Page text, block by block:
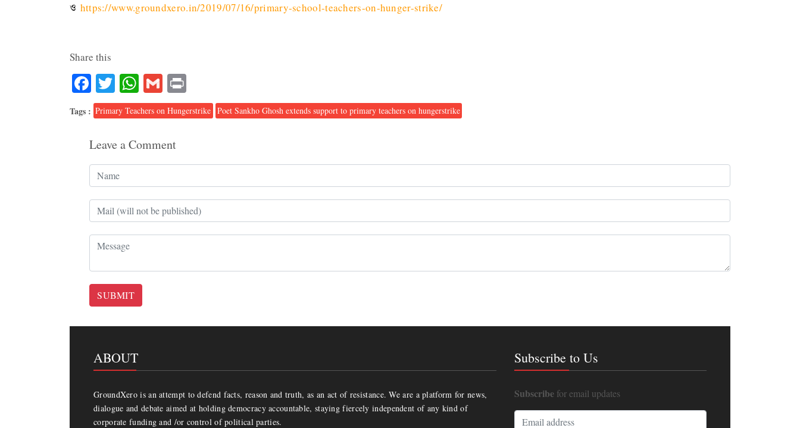
ও https://www.groundxero.in/2019/07/16/primary-school-teachers-on-hunger-strike/
Share this
Facebook
TwitterWhatsApp
Gmail
Tags : Primary Teachers on Hungerstrike Poet Sankho Ghosh extends support to primary teachers on hungerstrike
Leave a Comment
SUBMIT
ABOUT
GroundXero is an attempt to defend facts, reason and truth, as an act of resistance. We are a platform for news,
dialogue and debate aimed at holding democracy accountable, staying fiercely independent of any kind of
corporate funding and /or control of political parties.
Subscribe to Us
Subscribefor email updates